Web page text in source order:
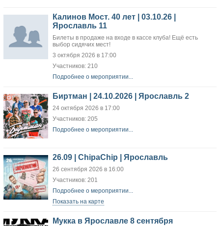
Калинов Мост. 40 лет | 03.10.26 |
Ярославль 11
Билеты в продаже на входе в кассе клуба! Ещё есть
выбор сидячих мест!
3 октября 2026 в 17:00
Участников: 210
Подробнее о мероприятии...
Биртман | 24.10.2026 | Ярославль 2
24 октября 2026 в 17:00
Участников: 205
Подробнее о мероприятии...
26.09 | ChipaChip | Ярославль
26 сентября 2026 в 16:00
Участников: 201
Подробнее о мероприятии...
Показать на карте
Мукка в Ярославле 8 сентября